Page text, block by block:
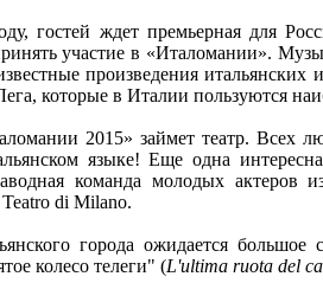
гостей ждет премьерная для
участие в «Италомании».
произведения
которые в Италии пользуются
2015» займет театр. Всех
языке! Еще одна
команда молодых актеров
di Milano.
города ожидается
колесо телеги" (L'ultima ruota del